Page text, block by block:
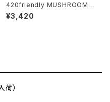
420friendly MUSHROOM G
rinder (3層構造）グラインダー
¥3,420
）